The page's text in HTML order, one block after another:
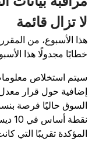
تزال قائمة
مجدولًا هذا الأسبوع.
استخلاص معلومات
نقطة
تقريبًا التي